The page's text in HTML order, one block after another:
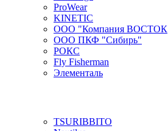
ProWear
KINETIC
ООО "Компания ВОСТОК
ООО ПКФ "Сибирь"
РОКС
Fly Fisherman
Элементаль
TSURIBBITO